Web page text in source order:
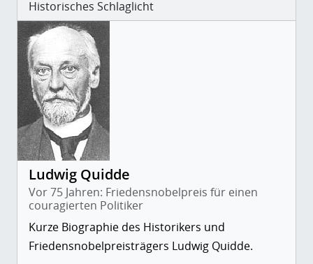
Historisches Schlaglicht
Ludwig Quidde
Vor 75 Jahren: Friedensnobelpreis für einen
couragierten Politiker
Kurze Biographie des Historikers und
Friedensnobelpreisträgers Ludwig Quidde.